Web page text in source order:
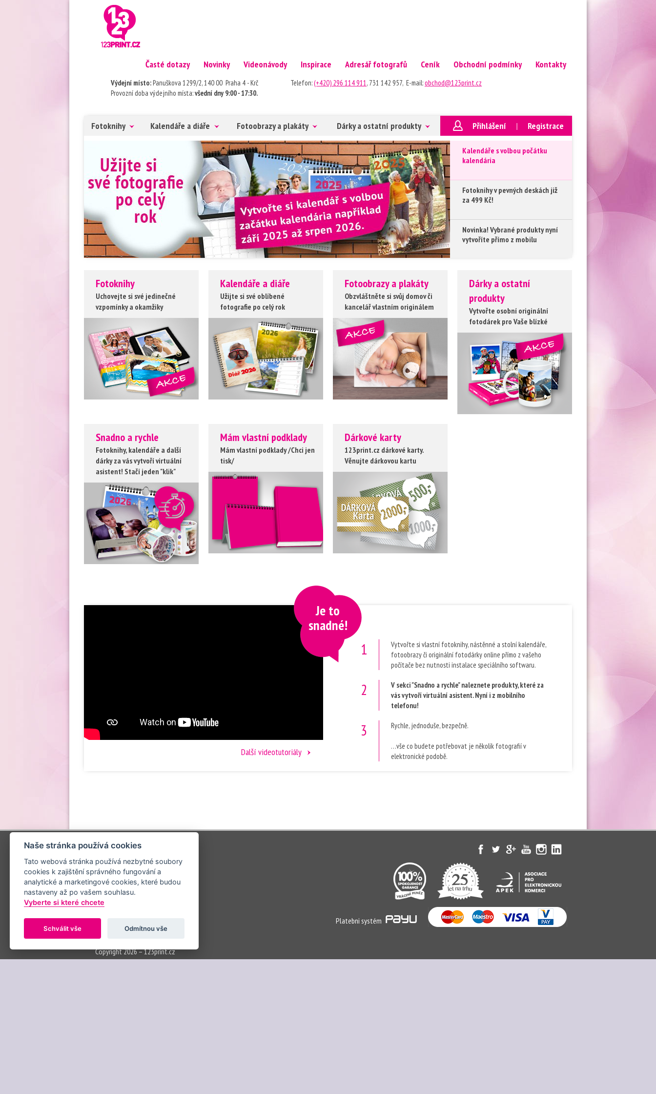
Časté dotazy Novinky Videonávody Inspirace Adresář fotografů Ceník Obchodní podmínky Kontakty
Výdejní místo:Panuškova 1299/2, 140 00 Praha 4 - Krč Telefon:(+420) 296 114 911, 731 142 957, E-mail:obchod@123print.cz
Provozní doba výdejního místa:všední dny 9:00 - 17:30.
Fotoknihy Kalendáře a diáře Fotoobrazy a plakáty Dárky a ostatní produkty Přihlášení | Registrace
Kalendáře s volbou počátku
kalendária
Fotoknihy v pevných deskách již
za 499 Kč!
Novinka! Vybrané produkty nyní
vytvoříte přímo z mobilu
Fotoknihy
Uchovejte si své jedinečné
vzpomínky a okamžiky
Kalendáře a diáře
Užijte si své oblíbené
fotografie po celý rok
Fotoobrazy a plakáty
Obzvláštněte si svůj domov či
kancelář vlastním originálem
Dárky a ostatní
produkty
Vytvořte osobní originální
fotodárek pro Vaše blízké
Snadno a rychle
Fotoknihy, kalendáře a další
dárky za vás vytvoří virtuální
asistent! Stačí jeden "klik"
Mám vlastní podklady
Mám vlastní podklady /Chci jen
tisk/
Dárkové karty
123print.cz dárkové karty.
Věnujte dárkovou kartu
Je to
snadné!
Další videotutoriály
Vytvořte si vlastní fotoknihy, nástěnné a stolní kalendáře,
fotoobrazy či originální fotodárky online přímo z vašeho
počítače bez nutnosti instalace speciálního softwaru.
V sekci "Snadno a rychle" naleznete produkty, které za
vás vytvoří virtuální asistent. Nyní i z mobilního
telefonu!
Rychle, jednoduše, bezpečně.
…vše co budete potřebovat je několik fotografií v
elektronické podobě.
Časté dotazy
Novinky
Videonávody
Inspirace
Adresář fotografů
Ceník
Platebni systém
Copyright 2026 – 123print.cz
Naše stránka používá cookies
Tato webová stránka používá nezbytné soubory
cookies k zajištění správného fungování a
analytické a marketingové cookies, které budou
nastaveny až po vašem souhlasu.
Vyberte si které chcete
Schválit vše Odmítnou vše